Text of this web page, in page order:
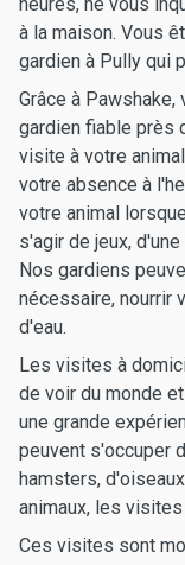
à la maison. Vous
gardien à Pully qui
Grâce à
gardien fiable près
visite à votre
votre absence à
votre animal
s'agir de jeux,
Nos gardiens
nécessaire, nourrir
d'eau.
Les visites à
de voir du monde
une grande
peuvent s'occuper
hamsters,
animaux, les
Ces visites sont